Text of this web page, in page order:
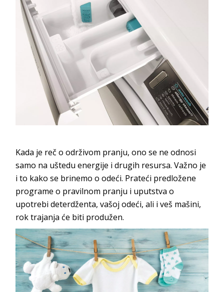
Kada je reč o održivom pranju, ono se ne odnosi
samo na uštedu energije i drugih resursa. Važno je
i to kako se brinemo o odeći. Prateći predložene
programe o pravilnom pranju i uputstva o
upotrebi deterdženta, vašoj odeći, ali i veš mašini,
rok trajanja će biti produžen.